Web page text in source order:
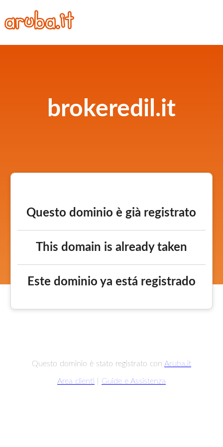
brokeredil.it
Questo dominio è già registrato
This domain is already taken
Este dominio ya está registrado
Questo dominio è stato registrato con Aruba.it
Area clienti Guide e Assistenza